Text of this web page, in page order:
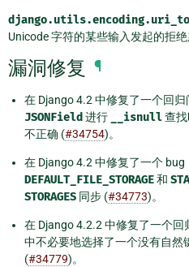
Unicode 字符的某些输入发起的拒绝
漏洞修复 ¶
在 Django 4.2 中修复了一个回
JSONField 进行 __isnull查找
不正确 (#34754)。
在 Django 4.2 中修复了一个
DEFAULT_FILE_STORAGE和
STORAGES 同步 (#34773)。
在 Django 4.2.2 中修复了一个
中不必要地选择了一个没有自然
(#34779)。